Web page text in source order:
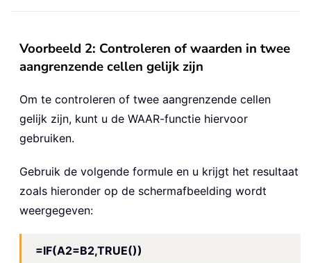
Voorbeeld 2: Controleren of waarden in twee
aangrenzende cellen gelijk zijn
Om te controleren of twee aangrenzende cellen
gelijk zijn, kunt u de WAAR-functie hiervoor
gebruiken.
Gebruik de volgende formule en u krijgt het resultaat
zoals hieronder op de schermafbeelding wordt
weergegeven:
=IF(A2=B2,TRUE())